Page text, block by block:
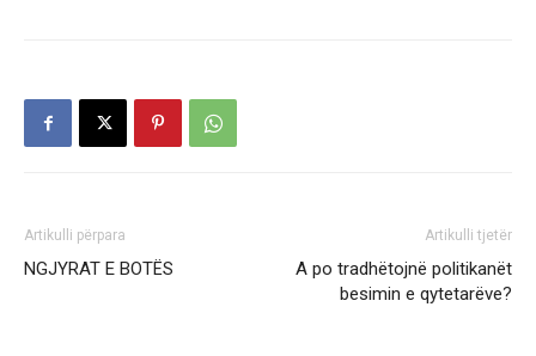
Artikulli përpara
NGJYRAT E BOTËS
Artikulli tjetër
A po tradhëtojnë politikanët
besimin e qytetarëve?